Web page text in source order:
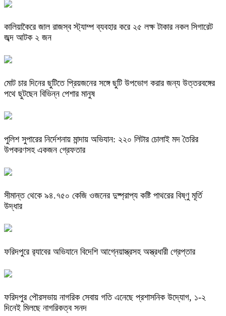
কালিয়াকৈরে জাল রাজস্ব স্ট্যাম্প ব্যবহার করে ২৫ লক্ষ টাকার নকল সিগারেট
জব্দ আটক ২ জন
মোট চার দিনের ছুটিতে প্রিয়জনের সঙ্গে ছুটি উপভোগ করার জন্য উত্তরবঙ্গের
পথে ছুটছেন বিভিন্ন পেশার মানুষ
পুলিশ সুপারের নির্দেশনায় মান্দায় অভিযান: ২২০ লিটার চোলাই মদ তৈরির
উপকরণসহ একজন গ্রেফতার
সীমান্ত থেকে ৯৪.৭৫০ কেজি ওজনের দুষ্প্রাপ্য কষ্টি পাথরের বিষ্ণু মূর্তি
উদ্ধার
ফরিদপুরে র‌্যাবের অভিযানে বিদেশি আগ্নেয়াস্ত্রসহ অস্ত্রধারী গ্রেপ্তার
ফরিদপুর পৌরসভায় নাগরিক সেবায় গতি এনেছে প্রশাসনিক উদ্যোগ, ১-২
দিনেই মিলছে নাগরিকত্ব সনদ